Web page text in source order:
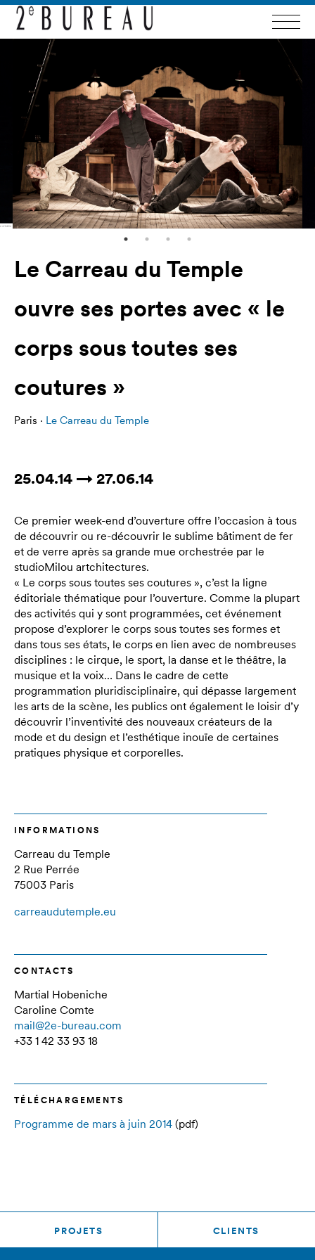
Le Carreau du Temple
ouvre ses portes avec « le
corps sous toutes ses
coutures »
Paris · Le Carreau du Temple
25.04.14 → 27.06.14
Ce premier week-end d’ouverture offre l’occasion à tous
de découvrir ou re-découvrir le sublime bâtiment de fer
et de verre après sa grande mue orchestrée par le
studioMilou artchitectures.
« Le corps sous toutes ses coutures », c’est la ligne
éditoriale thématique pour l’ouverture. Comme la plupart
des activités qui y sont programmées, cet événement
propose d’explorer le corps sous toutes ses formes et
dans tous ses états, le corps en lien avec de nombreuses
disciplines : le cirque, le sport, la danse et le théâtre, la
musique et la voix… Dans le cadre de cette
programmation pluridisciplinaire, qui dépasse largement
les arts de la scène, les publics ont également le loisir d’y
découvrir l’inventivité des nouveaux créateurs de la
mode et du design et l’esthétique inouïe de certaines
pratiques physique et corporelles.
INFORMATIONS
Carreau du Temple
2 Rue Perrée
75003 Paris
carreaudutemple.eu
CONTACTS
Martial Hobeniche
Caroline Comte
mail@2e-bureau.com
+33 1 42 33 93 18
TÉLÉCHARGEMENTS
Programme de mars à juin 2014 (pdf)
PROJETS CLIENTS